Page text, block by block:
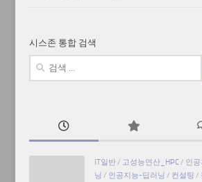
시스존 통합 검색
검
IT일반/ 고성능연산_HPC/ 인
닝 / 인공지능-딥러닝 / 컨설팅 /